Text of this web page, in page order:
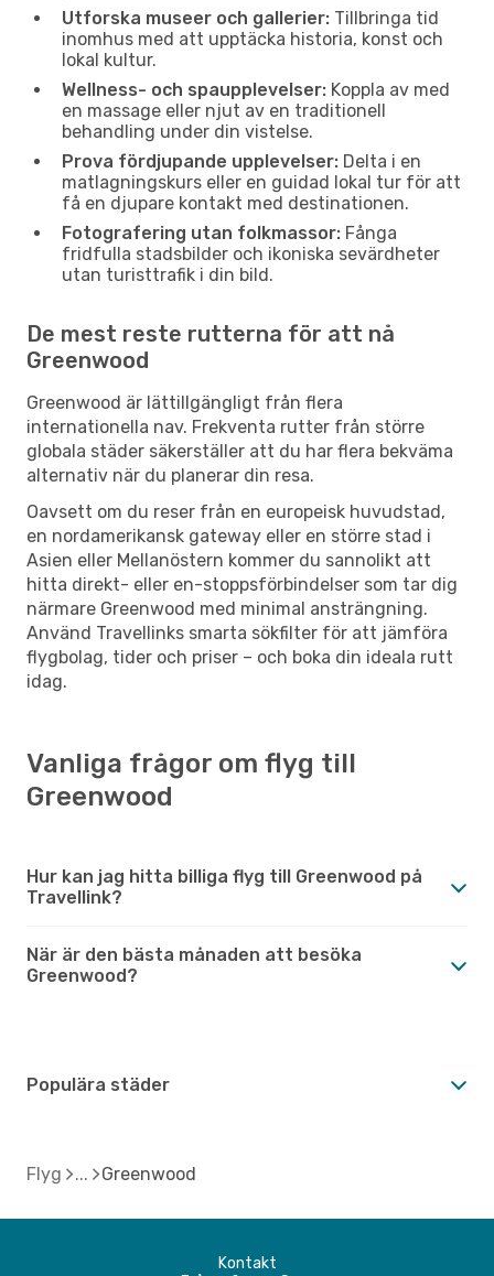
Utforska museer och gallerier: Tillbringa tid
inomhus med att upptäcka historia, konst och
lokal kultur.
Wellness- och spaupplevelser: Koppla av med
en massage eller njut av en traditionell
behandling under din vistelse.
Prova fördjupande upplevelser: Delta i en
matlagningskurs eller en guidad lokal tur för att
få en djupare kontakt med destinationen.
Fotografering utan folkmassor: Fånga
fridfulla stadsbilder och ikoniska sevärdheter
utan turisttrafik i din bild.
De mest reste rutterna för att nå
Greenwood
Greenwood är lättillgängligt från flera
internationella nav. Frekventa rutter från större
globala städer säkerställer att du har flera bekväma
alternativ när du planerar din resa.
Oavsett om du reser från en europeisk huvudstad,
en nordamerikansk gateway eller en större stad i
Asien eller Mellanöstern kommer du sannolikt att
hitta direkt- eller en-stoppsförbindelser som tar dig
närmare Greenwood med minimal ansträngning.
Använd Travellinks smarta sökfilter för att jämföra
flygbolag, tider och priser – och boka din ideala rutt
idag.
Vanliga frågor om flyg till
Greenwood
Hur kan jag hitta billiga flyg till Greenwood på
Travellink?
När är den bästa månaden att besöka
Greenwood?
Populära städer
Flyg Greenwood
Kontakt